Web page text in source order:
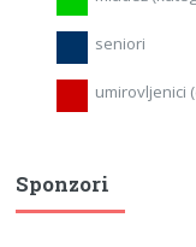
seniori
umirovljenici
Sponzori